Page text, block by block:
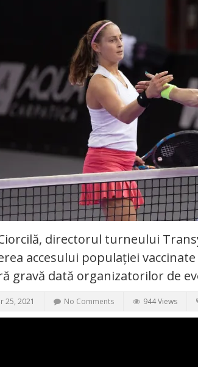
directorul turneului
accesului populației
gravă dată organizatorilor de
25, 2021 No Comments 944 Views